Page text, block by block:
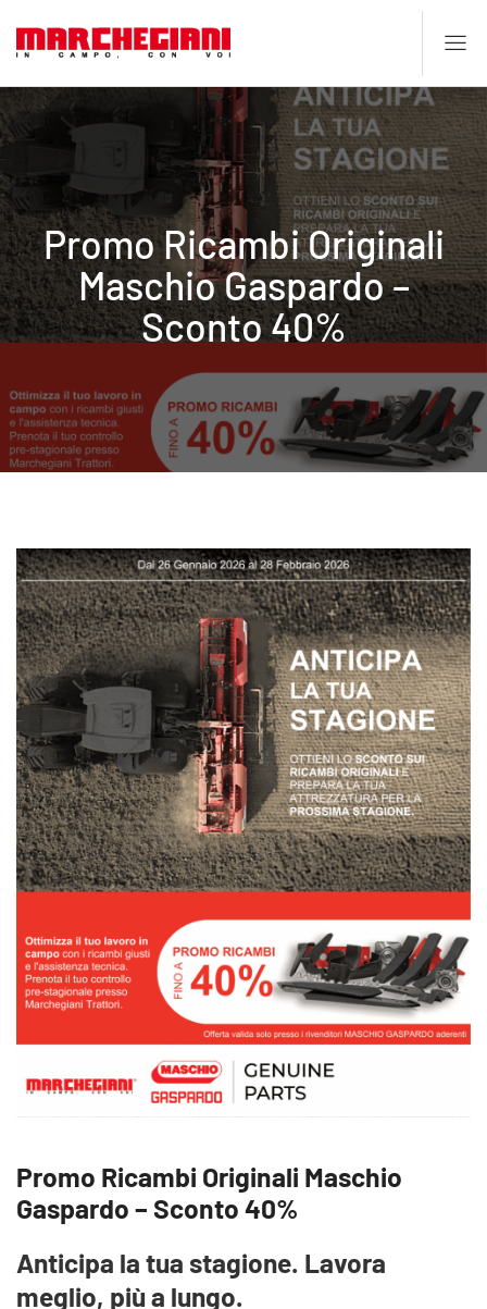
Promo Ricambi Originali
Maschio Gaspardo –
Sconto 40%
Promo Ricambi Originali Maschio
Gaspardo – Sconto 40%
Anticipa la tua stagione. Lavora
meglio, più a lungo.